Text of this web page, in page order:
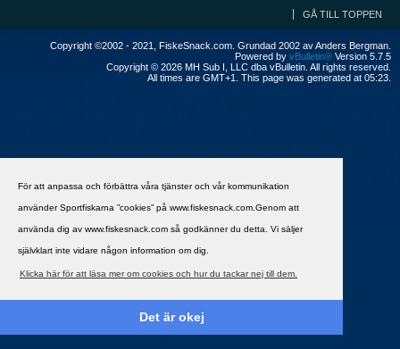
För att anpassa och förbättra våra tjänster och vår kommunikation
använder Sportfiskarna ”cookies” på www.fiskesnack.com.Genom att
använda dig av www.fiskesnack.com så godkänner du detta. Vi säljer
självklart inte vidare någon information om dig.
Klicka här för att läsa mer om cookies och hur du tackar nej till dem.
Det är okej
GÅ TILL TOPPEN
Copyright ©2002 - 2021, FiskeSnack.com. Grundad 2002 av Anders Bergman.
Powered by vBulletin® Version 5.7.5
Copyright © 2026 MH Sub I, LLC dba vBulletin. All rights reserved.
All times are GMT+1. This page was generated at 05:23.